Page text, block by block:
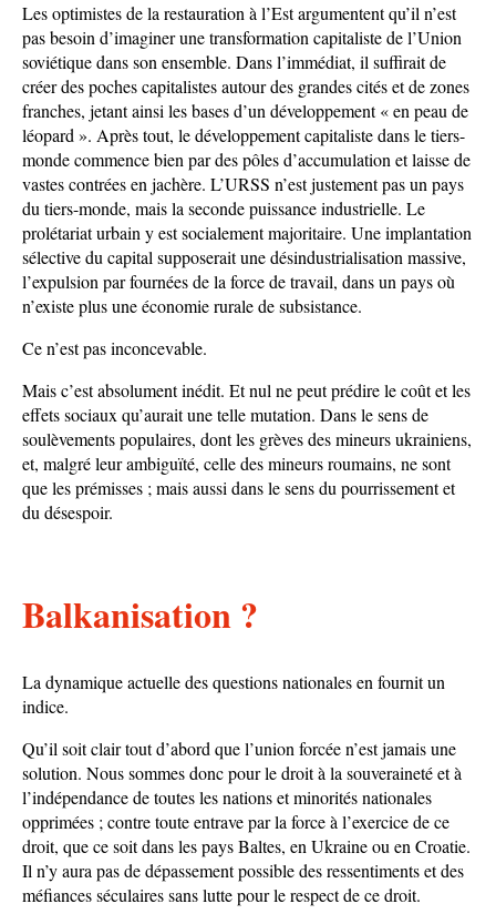
Les optimistes de la restauration à l’Est argumentent qu’il n’est
pas besoin d’imaginer une transformation capitaliste de l’Union
soviétique dans son ensemble. Dans l’immédiat, il suffirait de
créer des poches capitalistes autour des grandes cités et de zones
franches, jetant ainsi les bases d’un développement « en peau de
léopard ». Après tout, le développement capitaliste dans le tiers-
monde commence bien par des pôles d’accumulation et laisse de
vastes contrées en jachère. L’URSS n’est justement pas un pays
du tiers-monde, mais la seconde puissance industrielle. Le
prolétariat urbain y est socialement majoritaire. Une implantation
sélective du capital supposerait une désindustrialisation massive,
l’expulsion par fournées de la force de travail, dans un pays où
n’existe plus une économie rurale de subsistance.
Ce n’est pas inconcevable.
Mais c’est absolument inédit. Et nul ne peut prédire le coût et les
effets sociaux qu’aurait une telle mutation. Dans le sens de
soulèvements populaires, dont les grèves des mineurs ukrainiens,
et, malgré leur ambiguïté, celle des mineurs roumains, ne sont
que les prémisses ; mais aussi dans le sens du pourrissement et
du désespoir.
Balkanisation ?
La dynamique actuelle des questions nationales en fournit un
indice.
Qu’il soit clair tout d’abord que l’union forcée n’est jamais une
solution. Nous sommes donc pour le droit à la souveraineté et à
l’indépendance de toutes les nations et minorités nationales
opprimées ; contre toute entrave par la force à l’exercice de ce
droit, que ce soit dans les pays Baltes, en Ukraine ou en Croatie.
Il n’y aura pas de dépassement possible des ressentiments et des
méfiances séculaires sans lutte pour le respect de ce droit.